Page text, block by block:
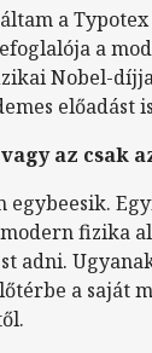
a
a
Nobel-
előadást
az csak
egybeesik.
fizika
adni.
a saját